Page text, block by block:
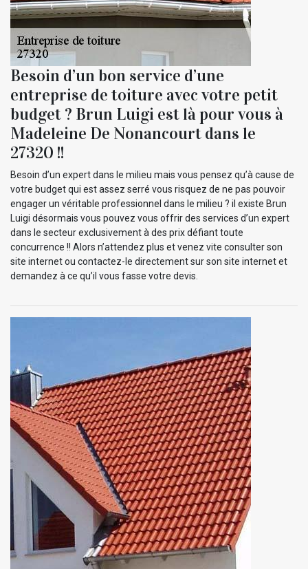
Besoin d’un bon service d’une
entreprise de toiture avec votre petit
budget ? Brun Luigi est là pour vous à
Madeleine De Nonancourt dans le
27320 !!
Besoin d’un expert dans le milieu mais vous pensez qu’à cause de
votre budget qui est assez serré vous risquez de ne pas pouvoir
engager un véritable professionnel dans le milieu ? il existe Brun
Luigi désormais vous pouvez vous offrir des services d’un expert
dans le secteur exclusivement à des prix défiant toute
concurrence !! Alors n’attendez plus et venez vite consulter son
site internet ou contactez-le directement sur son site internet et
demandez à ce qu’il vous fasse votre devis.